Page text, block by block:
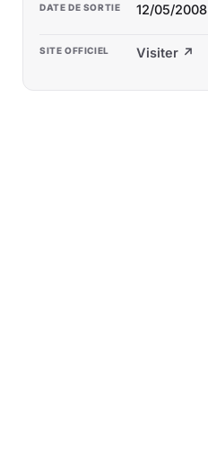
DATE DE SORTIE 12/05/2008
SITE OFFICIEL Visiter ↗